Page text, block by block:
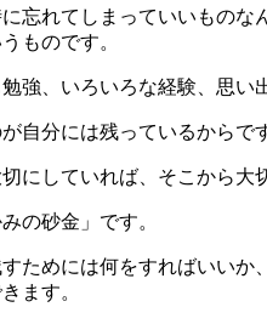
に忘れてしまっていいもの
ものです。
強、いろいろな経験、思い
自分には残っているからで
にしていれば、そこから大
の砂金」です。
ためには何をすればいい
ます。